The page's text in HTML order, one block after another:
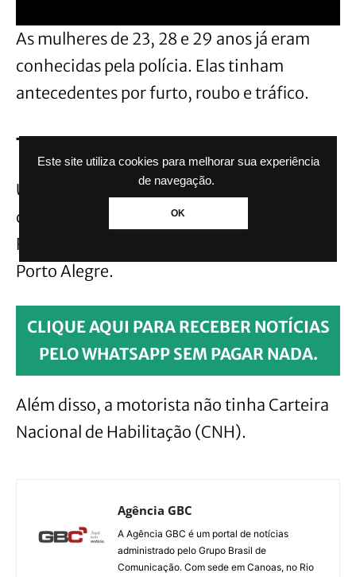
Este site utiliza cookies para melhorar sua experiência
de navegação.
OK
As mulheres de 23, 28 e 29 anos já eram
conhecidas pela polícia. Elas tinham
antecedentes por furto, roubo e tráfico.
Tentou escapar da prisão
Uma das presas tentou não ser presa. Ela
contou aos policiais que estava recebendo
R$ 200 para levar as duas mulheres até
Porto Alegre.
CLIQUE AQUI PARA RECEBER NOTÍCIAS
PELO WHATSAPP SEM PAGAR NADA.
Além disso, a motorista não tinha Carteira
Nacional de Habilitação (CNH).
Agência GBC
A Agência GBC é um portal de notícias
administrado pelo Grupo Brasil de
Comunicação. Com sede em Canoas, no Rio